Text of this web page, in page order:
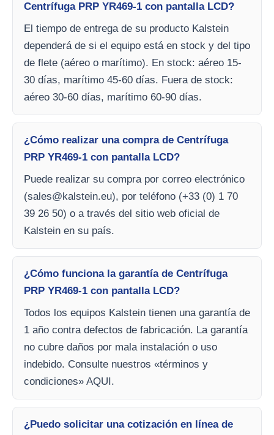
Centrífuga PRP YR469-1 con pantalla LCD?
El tiempo de entrega de su producto Kalstein
dependerá de si el equipo está en stock y del tipo
de flete (aéreo o marítimo). En stock: aéreo 15-
30 días, marítimo 45-60 días. Fuera de stock:
aéreo 30-60 días, marítimo 60-90 días.
¿Cómo realizar una compra de Centrífuga
PRP YR469-1 con pantalla LCD?
Puede realizar su compra por correo electrónico
(sales@kalstein.eu), por teléfono (+33 (0) 1 70
39 26 50) o a través del sitio web oficial de
Kalstein en su país.
¿Cómo funciona la garantía de Centrífuga
PRP YR469-1 con pantalla LCD?
Todos los equipos Kalstein tienen una garantía de
1 año contra defectos de fabricación. La garantía
no cubre daños por mala instalación o uso
indebido. Consulte nuestros «términos y
condiciones» AQUI.
¿Puedo solicitar una cotización en línea de